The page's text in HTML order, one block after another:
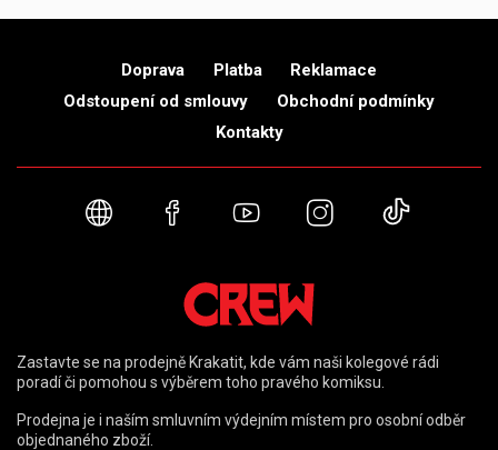
Doprava Platba
Reklamace
Odstoupení od smlouvy
Obchodní podmínky
Kontakty
Webové stránky
FacebookYouTubeInstagram
Zastavte se na prodejně Krakatit, kde vám naši kolegové rádi
poradí či pomohou s výběrem toho pravého komiksu.
Prodejna je i naším smluvním výdejním místem pro osobní odběr
objednaného zboží.